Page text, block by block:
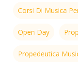
Corsi Di Musica
Open Day
Propedeutica